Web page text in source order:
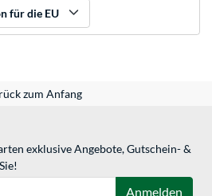
für die EU
zum Anfang
exklusive Angebote, Gutschein- &
Anmelden